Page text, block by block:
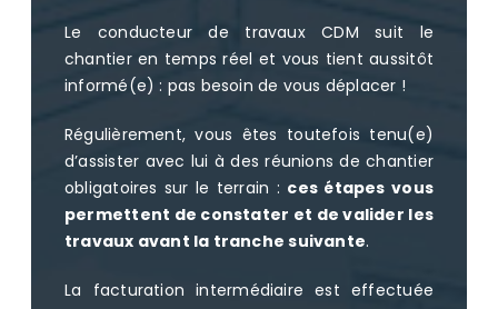
Le conducteur de travaux CDM suit le
chantier en temps réel et vous tient aussitôt
informé(e) : pas besoin de vous déplacer !
Régulièrement, vous êtes toutefois tenu(e)
d’assister avec lui à des réunions de chantier
obligatoires sur le terrain : ces étapes vous
permettent de constater et de valider les
travaux avant la tranche suivante.
La facturation intermédiaire est effectuée